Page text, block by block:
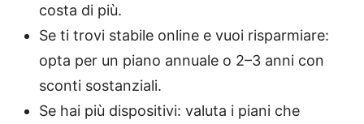
costa di più.
Se ti trovi stabile online e vuoi risparmiare:
opta per un piano annuale o 2–3 anni con
sconti sostanziali.
Se hai più dispositivi: valuta i piani che